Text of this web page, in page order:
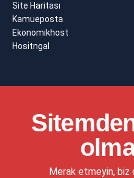
Site Haritası
Kamueposta
Ekonomikhost
Hositngal
Merak etmeyin, biz